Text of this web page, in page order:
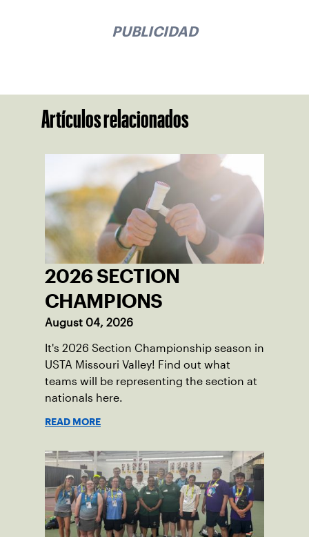
PUBLICIDAD
Artículos relacionados
2026 SECTION
CHAMPIONS
August 04, 2026
It's 2026 Section Championship season in
USTA Missouri Valley! Find out what
teams will be representing the section at
nationals here.
READ MORE